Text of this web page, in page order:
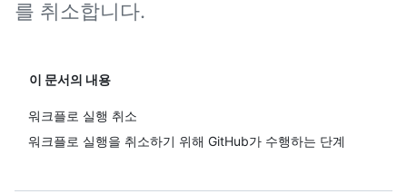
를 취소합니다.
이 문서의 내용
워크플로 실행 취소
워크플로 실행을 취소하기 위해 GitHub가 수행하는 단계